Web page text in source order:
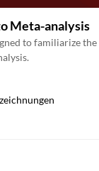
Meta-analysis
to familiarize